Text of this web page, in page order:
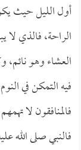
أول الليل حيث
الراحة، فالذي لا
العشاء وهو
فيه التمكن في
فالمنافقون لا
فالنبي صلى الله